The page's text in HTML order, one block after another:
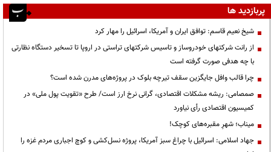
پربازدید ها
شیخ نعیم قاسم: توافق ایران و آمریکا، اسرائیل را مهار کرد
از رانت‌ شرکتهای خودروساز و تاسیس شرکتهای تراستی در اروپا تا تسخیر دستگاه نظارتی
با چه هدفی صورت گرفته است
چرا قالب وافل جایگزین سقف تیرچه بلوک در پروژه‌های مدرن شده است؟
صمصامی: ریشه مشکلات اقتصادی، گرانی نرخ ارز است/ طرح «تقویت پول ملی» در
کمیسیون اقتصادی رأی نیاورد
میناب؛ شهرِ مقبره‌های کوچک!
جهاد اسلامی: اسرائیل با چراغ سبز آمریکا، پروژه نسل‌کشی و کوچ اجباری مردم غزه را